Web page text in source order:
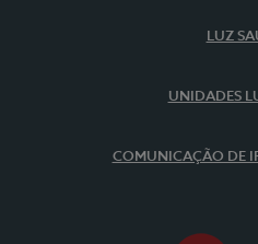
LUZ
UNIDADES
COMUNICAÇÃO DE